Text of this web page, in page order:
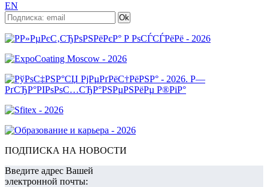
EN
ПОДПИСКА НА НОВОСТИ
Введите адрес Вашей
электронной почты: